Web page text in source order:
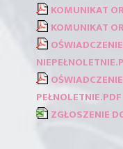
KOMUNIKAT
KOMUNIKAT
PEŁNOLETNIE.PDF
ZGŁOSZENIE